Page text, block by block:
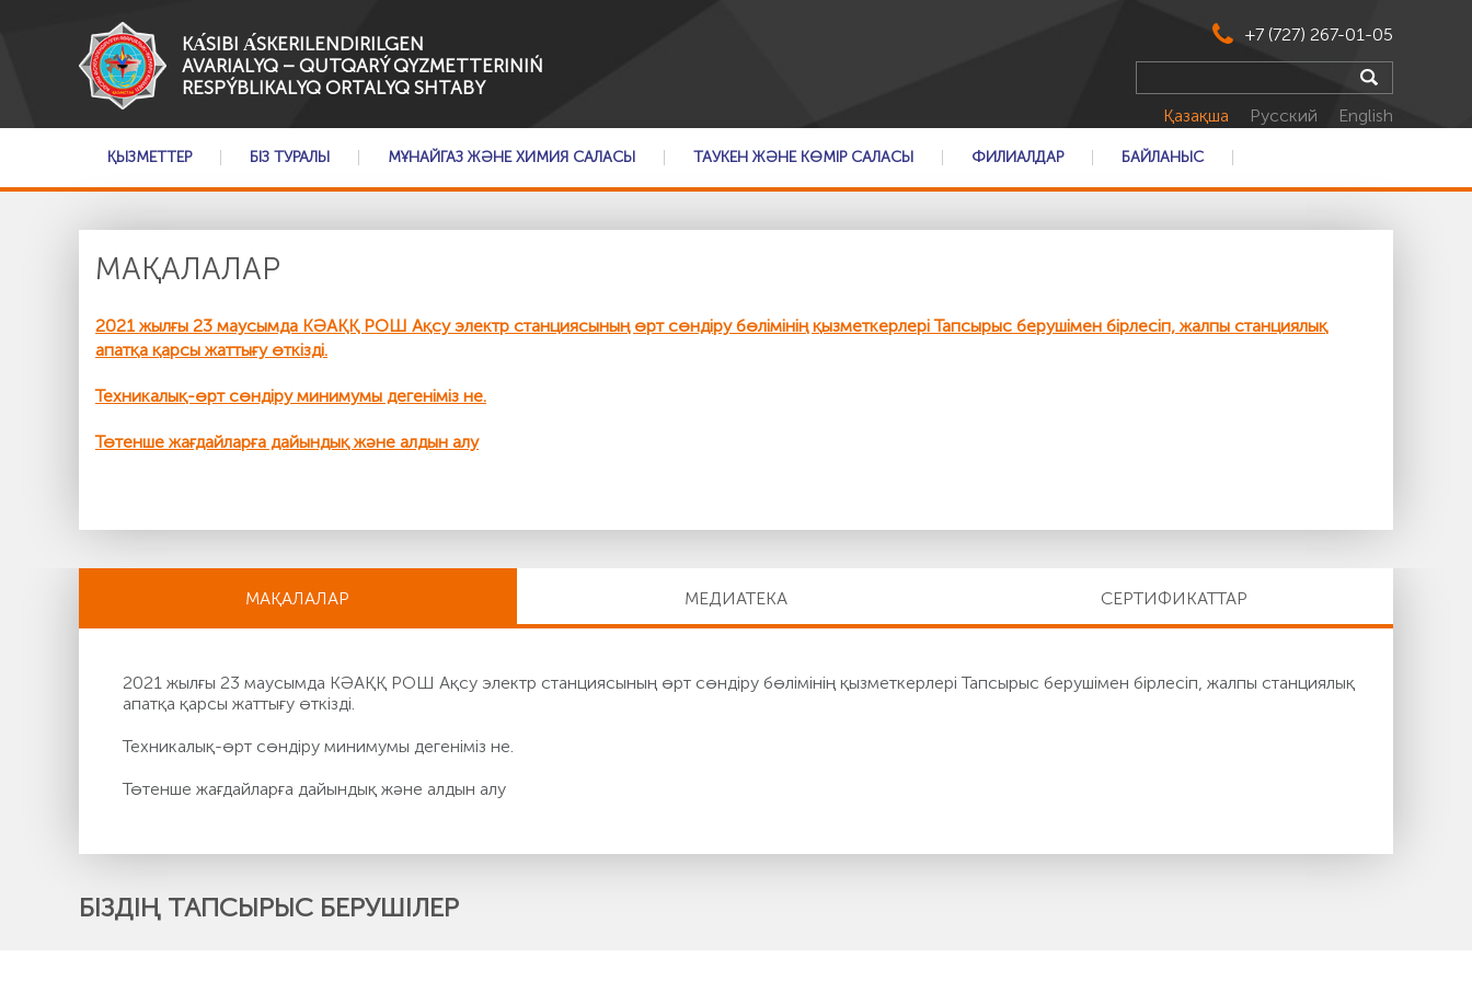
KА́SІBI А́SKERILENDIRILGEN
AVARIALYQ – QUTQARÝ QYZMETTERINIŃ
RESPÝBLIKALYQ ORTALYQ SHTABY
+7 (727) 267-01-05
Қазақша Русский English
ҚЫЗМЕТТЕР БІЗ ТУРАЛЫ МҰНАЙГАЗ ЖӘНЕ ХИМИЯ САЛАСЫ ТАУКЕН ЖӘНЕ КӨМІР САЛАСЫ ФИЛИАЛДАР БАЙЛАНЫС
МАҚАЛАЛАР
2021 жылғы 23 маусымда КӘАҚҚ РОШ Ақсу электр станциясының өрт сөндіру бөлімінің қызметкерлері Тапсырыс берушімен бірлесіп, жалпы станциялық
апатқа қарсы жаттығу өткізді.
Техникалық-өрт сөндіру минимумы дегеніміз не.
Төтенше жағдайларға дайындық және алдын алу
МАҚАЛАЛАР МЕДИАТЕКА СЕРТИФИКАТТАР
2021 жылғы 23 маусымда КӘАҚҚ РОШ Ақсу электр станциясының өрт сөндіру бөлімінің қызметкерлері Тапсырыс берушімен бірлесіп, жалпы станциялық
апатқа қарсы жаттығу өткізді.
Техникалық-өрт сөндіру минимумы дегеніміз не.
Төтенше жағдайларға дайындық және алдын алу
БІЗДІҢ ТАПСЫРЫС БЕРУШІЛЕР